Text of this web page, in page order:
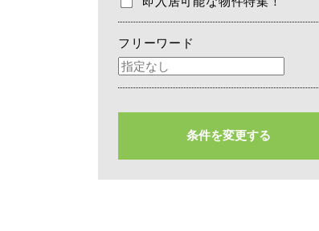
フリーワード
条件を変更する